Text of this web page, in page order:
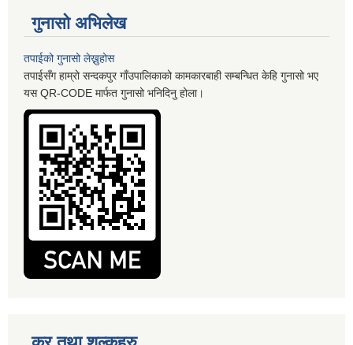
गुनासो अभिलेख
तपाईको गुनासो लेख्नुहोस
तपाईसँग हाम्रो सन्दकपुर गाँउपालिकाको कामकारबाही सम्बन्धित केहि गुनासो भए
यस QR-CODE मार्फत गुनासो भनिदिनु होला।